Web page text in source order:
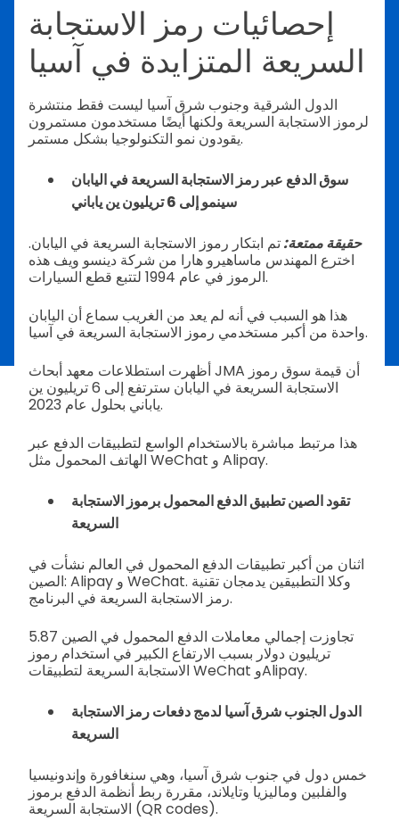
إحصائيات رمز الاستجابة
السريعة المتزايدة في آسيا
الدول الشرقية وجنوب شرق آسيا ليست فقط منتشرة
لرموز الاستجابة السريعة ولكنها أيضًا مستخدمون مستمرون
يقودون نمو التكنولوجيا بشكل مستمر.
سوق الدفع عبر رمز الاستجابة السريعة في اليابان
سينمو إلى 6 تريليون ين ياباني
حقيقة ممتعة:تم ابتكار رموز الاستجابة السريعة في اليابان.
اخترع المهندس ماساهيرو هارا من شركة دينسو ويف هذه
الرموز في عام 1994 لتتبع قطع السيارات.
هذا هو السبب في أنه لم يعد من الغريب سماع أن اليابان
واحدة من أكبر مستخدمي رموز الاستجابة السريعة في آسيا.
أظهرت استطلاعات معهد أبحاث JMA أن قيمة سوق رموز
الاستجابة السريعة في اليابان سترتفع إلى 6 تريليون ين
ياباني بحلول عام 2023.
هذا مرتبط مباشرة بالاستخدام الواسع لتطبيقات الدفع عبر
الهاتف المحمول مثل WeChat و Alipay.
تقود الصين تطبيق الدفع المحمول برموز الاستجابة
السريعة
اثنان من أكبر تطبيقات الدفع المحمول في العالم نشأت في
الصين: Alipay و WeChat. وكلا التطبيقين يدمجان تقنية
رمز الاستجابة السريعة في البرنامج.
تجاوزت إجمالي معاملات الدفع المحمول في الصين 5.87
تريليون دولار بسبب الارتفاع الكبير في استخدام رموز
الاستجابة السريعة لتطبيقات WeChat وAlipay.
الدول الجنوب شرق آسيا لدمج دفعات رمز الاستجابة
السريعة
خمس دول في جنوب شرق آسيا، وهي سنغافورة وإندونيسيا
والفلبين وماليزيا وتايلاند، مقررة ربط أنظمة الدفع برموز
الاستجابة السريعة (QR codes).